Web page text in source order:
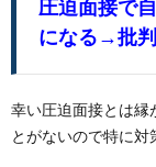
圧迫面接で
になる→批
幸い圧迫面接とは縁
とがないので特に対